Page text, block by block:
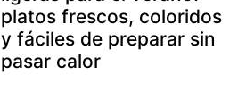
platos frescos, coloridos
y fáciles de preparar sin
pasar calor